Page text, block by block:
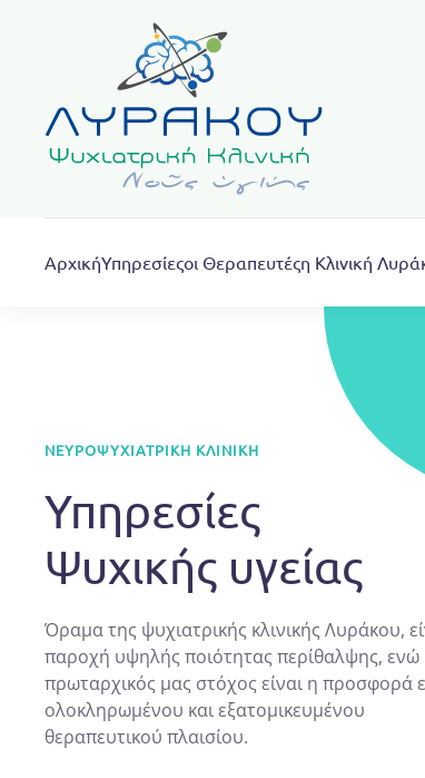
Skip to main content
ΑρχικήΥπηρεσίεςοι Θεραπευτέςη Κλινική
ΝΕΥΡΟΨΥΧΙΑΤΡΙΚΉ ΚΛΙΝΙΚΉ
Υπηρεσίες
Ψυχικής υγείας
Όραμα της ψυχιατρικής κλινικής Λυράκου,
παροχή υψηλής ποιότητας περίθαλψης, ενώ
πρωταρχικός μας στόχος είναι η προσφορά
ολοκληρωμένου και εξατομικευμένου
θεραπευτικού πλαισίου.